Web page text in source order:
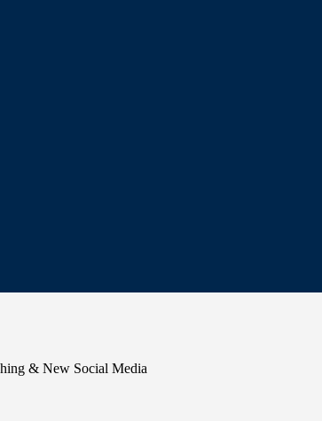
& New Social Media